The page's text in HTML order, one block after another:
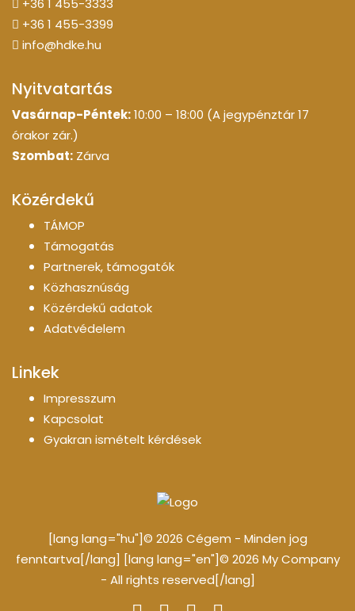
+36 1 455-3333
+36 1 455-3399
info@hdke.hu
Nyitvatartás
Vasárnap-Péntek:10:00 – 18:00 (A jegypénztár 17
órakor zár.)
Szombat: Zárva
Közérdekű
TÁMOP
Támogatás
Partnerek, támogatók
Közhasznúság
Közérdekű adatok
Adatvédelem
Linkek
Impresszum
Kapcsolat
Gyakran ismételt kérdések
[lang lang="hu"]© 2026 Cégem - Minden jog
fenntartva[/lang] [lang lang="en"]© 2026 My Company
- All rights reserved[/lang]